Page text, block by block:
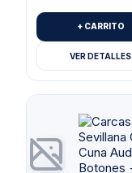
+ CARRITO
VER DETALLES